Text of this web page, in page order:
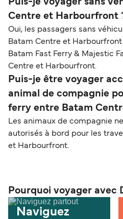
Puis-je voyager sans
Centre et Harbourfront
Oui, les passagers sans
Batam Centre et Harbourfront
Batam Fast Ferry & Majestic
Centre et Harbourfront.
Puis-je être voyager
animal de compagnie
ferry entre Batam
Les animaux de compagnie
autorisés à bord pour les
et Harbourfront.
Pourquoi voyager avec
Naviguez